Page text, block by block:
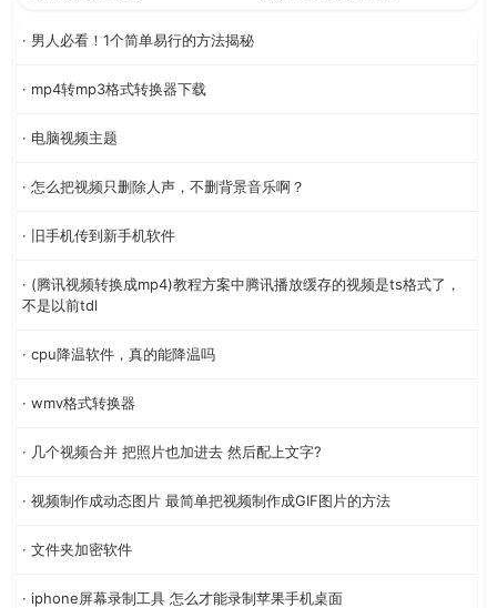
· 男人必看！1个简单易行的方法揭秘
· mp4转mp3格式转换器下载
· 电脑视频主题
· 怎么把视频只删除人声，不删背景音乐啊？
· 旧手机传到新手机软件
· (腾讯视频转换成mp4)教程方案中腾讯播放缓存的视频是ts格式了，
不是以前tdl
· cpu降温软件，真的能降温吗
· wmv格式转换器
· 几个视频合并 把照片也加进去 然后配上文字?
· 视频制作成动态图片 最简单把视频制作成GIF图片的方法
· 文件夹加密软件
· iphone屏幕录制工具 怎么才能录制苹果手机桌面